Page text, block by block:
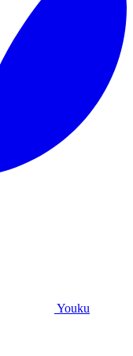
Youku